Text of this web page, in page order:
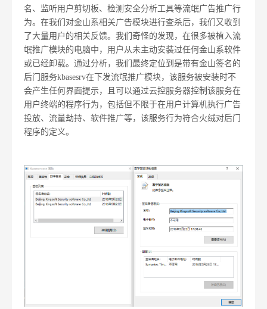
名、监听用户剪切板、检测安全分析工具等流氓广告推广行
为。在我们对金山系相关广告模块进行查杀后，我们又收到
了大量用户的相关反馈。我们奇怪的发现，在很多被植入流
氓推广模块的电脑中，用户从未主动安装过任何金山系软件
或已经卸载。通过分析，我们最终定位到是带有金山签名的
后门服务kbasesrv在下发流氓推广模块，该服务被安装时不
会产生任何界面提示，且可以通过云控服务器控制该服务在
用户终端的程序行为，包括但不限于在用户计算机执行广告
投放、流量劫持、软件推广等，该服务行为符合火绒对后门
程序的定义。